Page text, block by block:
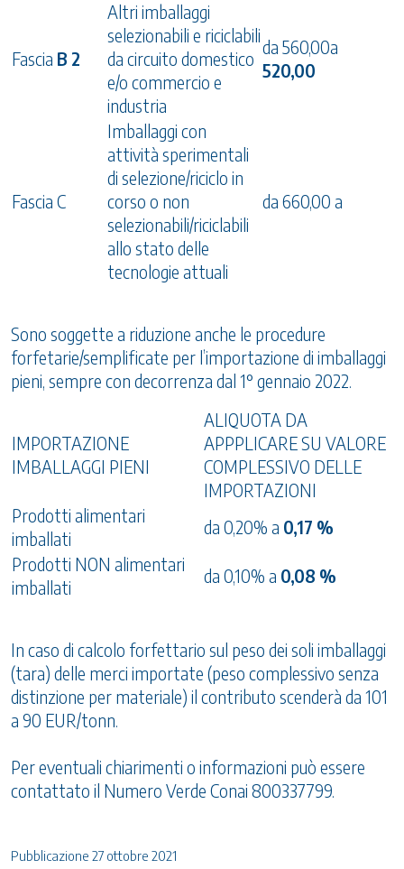
Fascia B 2
Altri imballaggi
selezionabili e riciclabili
da circuito domestico
e/o commercio e
industria
da 560,00a
520,00
Fascia C
Imballaggi con
attività sperimentali
di selezione/riciclo in
corso o non
selezionabili/riciclabili
allo stato delle
tecnologie attuali
da 660,00 a
Sono soggette a riduzione anche le procedure
forfetarie/semplificate per l’importazione di imballaggi
pieni, sempre con decorrenza dal 1° gennaio 2022.
IMPORTAZIONE
IMBALLAGGI PIENI
ALIQUOTA DA
APPPLICARE SU VALORE
COMPLESSIVO DELLE
IMPORTAZIONI
Prodotti alimentari
imballati
da 0,20% a 0,17 %
Prodotti NON alimentari
imballati
da 0,10% a 0,08 %
In caso di calcolo forfettario sul peso dei soli imballaggi
(tara) delle merci importate (peso complessivo senza
distinzione per materiale) il contributo scenderà da 101
a 90 EUR/tonn.
Per eventuali chiarimenti o informazioni può essere
contattato il Numero Verde Conai 800337799.
Pubblicazione 27 ottobre 2021